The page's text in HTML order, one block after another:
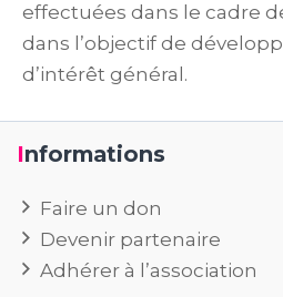
effectuées dans le cadre
dans l’objectif de
d’intérêt général.
Informations
Faire un don
Devenir partenaire
Adhérer à l’association